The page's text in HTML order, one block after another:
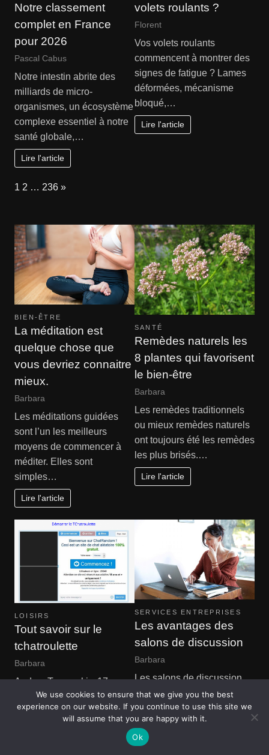
Notre classement
complet en France
pour 2026
Pascal Cabus
Notre intestin abrite des
milliards de micro-
organismes, un écosystème
complexe essentiel à notre
santé globale,…
Lire l'article
volets roulants ?
Florent
Vos volets roulants
commencent à montrer des
signes de fatigue ? Lames
déformées, mécanisme
bloqué,…
Lire l'article
Page:
1 2 … 236 Next
»
BIEN-ÊTRE
La méditation est
quelque chose que
vous devriez connaitre
mieux.
Barbara
Les méditations guidées
sont l’un les meilleurs
moyens de commencer à
méditer. Elles sont
simples…
Lire l'article
SANTÉ
Remèdes naturels les
8 plantes qui favorisent
le bien-être
Barbara
Les remèdes traditionnels
ou mieux remèdes naturels
ont toujours été les remèdes
les plus brisés.…
Lire l'article
LOISIRS
Tout savoir sur le
tchatroulette
Barbara
Andrey Ternovskiy, 17 ans,
résident à Moscou en
Russie créé en 2009 un site
SERVICES ENTREPRISES
Les avantages des
salons de discussion
Barbara
Les salons de discussion
sont utilisés depuis des
années comme moyen de
socialiser avec les…
Lire l'article
We use cookies to ensure that we give you the best
experience on our website. If you continue to use this site we
will assume that you are happy with it.
Ok